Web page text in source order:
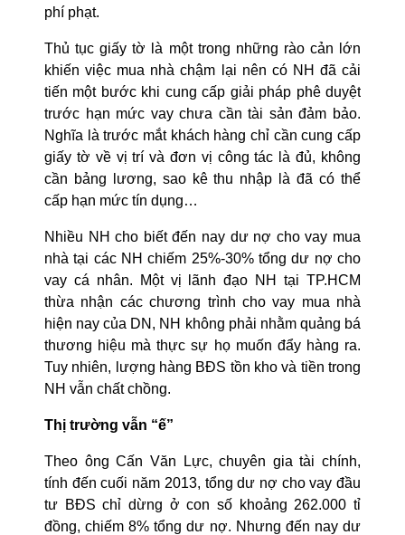
phí phạt.
Thủ tục giấy tờ là một trong những rào cản lớn
khiến việc mua nhà chậm lại nên có NH đã cải
tiến một bước khi cung cấp giải pháp phê duyệt
trước hạn mức vay chưa cần tài sản đảm bảo.
Nghĩa là trước mắt khách hàng chỉ cần cung cấp
giấy tờ về vị trí và đơn vị công tác là đủ, không
cần bảng lương, sao kê thu nhập là đã có thể
cấp hạn mức tín dụng…
Nhiều NH cho biết đến nay dư nợ cho vay mua
nhà tại các NH chiếm 25%-30% tổng dư nợ cho
vay cá nhân. Một vị lãnh đạo NH tại TP.HCM
thừa nhận các chương trình cho vay mua nhà
hiện nay của DN, NH không phải nhằm quảng bá
thương hiệu mà thực sự họ muốn đẩy hàng ra.
Tuy nhiên, lượng hàng BĐS tồn kho và tiền trong
NH vẫn chất chồng.
Thị trường vẫn “ế”
Theo ông Cấn Văn Lực, chuyên giatài chính,
tính đến cuối năm 2013, tổng dư nợ cho vay đầu
tư BĐS chỉ dừng ở con số khoảng 262.000 tỉ
đồng, chiếm 8% tổng dư nợ. Nhưng đến nay dư